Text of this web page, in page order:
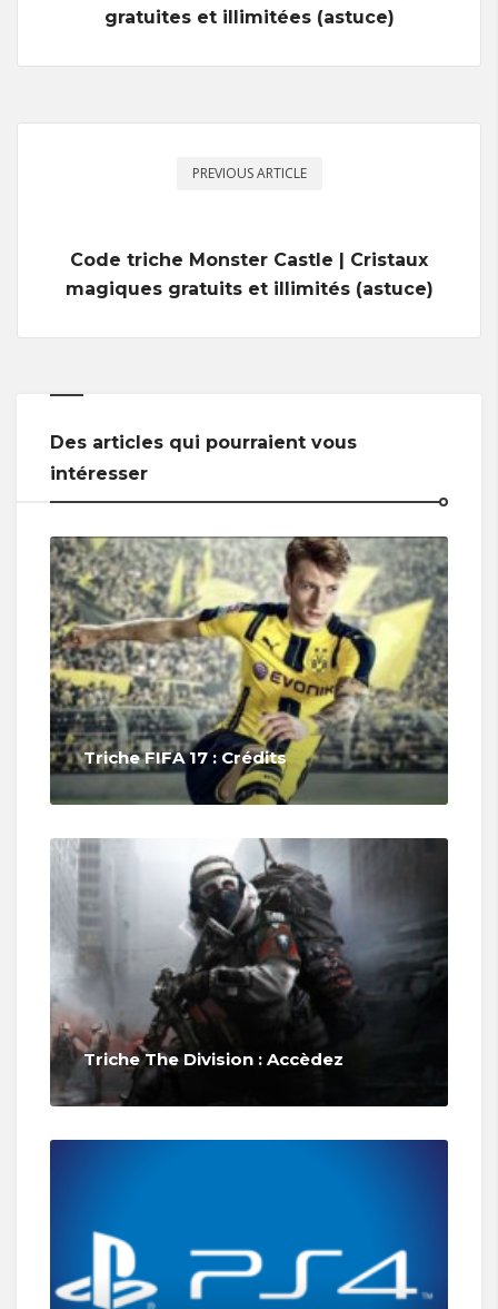
gratuites et illimitées (astuce)
PREVIOUS ARTICLE
Code triche Monster Castle | Cristaux
magiques gratuits et illimités (astuce)
Des articles qui pourraient vous
intéresser
Triche FIFA 17 : Crédits
Triche The Division : Accèdez